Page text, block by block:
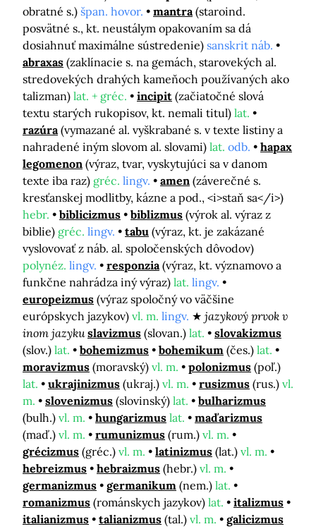
obratné s.) špan. hovor. mantra (staroind.
posvätné s., kt. neustálym opakovaním sa dá
dosiahnuť maximálne sústredenie) sanskrit náb.
abraxas (zaklínacie s. na gemách, starovekých al.
stredovekých drahých kameňoch používaných ako
talizman) lat. + gréc. incipit (začiatočné slová
textu starých rukopisov, kt. nemali titul) lat.
razúra (vymazané al. vyškrabané s. v texte listiny a
nahradené iným slovom al. slovami) lat. odb.
hapax
legomenon (výraz, tvar, vyskytujúci sa v danom
texte iba raz) gréc. lingv. amen (záverečné s.
kresťanskej modlitby, kázne a pod., <i>staň sa</i>)
hebr.
biblicizmus biblizmus (výrok al. výraz z
biblie) gréc. lingv. tabu (výraz, kt. je zakázané
vyslovovať z náb. al. spoločenských dôvodov)
polynéz. lingv. responzia (výraz, kt. významovo a
funkčne nahrádza iný výraz) lat. lingv.
europeizmus (výraz spoločný vo väčšine
európskych jazykov) vl. m. lingv.
jazykový prvok v
inom jazyku slavizmus (slovan.) lat.
slovakizmus
(slov.) lat. bohemizmus bohemikum (čes.) lat.
moravizmus (moravský) vl. m. polonizmus (poľ.)
lat.
ukrajinizmus (ukraj.) vl. m. rusizmus (rus.) vl.
m.
slovenizmus (slovinský) lat.
bulharizmus
(bulh.) vl. m. hungarizmus lat.
maďarizmus
(maď.) vl. m. rumunizmus (rum.) vl. m.
grécizmus (gréc.) vl. m. latinizmus (lat.) vl. m.
hebreizmus
hebraizmus (hebr.) vl. m.
germanizmus
germanikum (nem.) lat.
romanizmus (románskych jazykov) lat.
italizmus
italianizmus
talianizmus (tal.) vl. m.
galicizmus